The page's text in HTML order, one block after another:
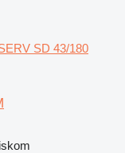
SD 43/180